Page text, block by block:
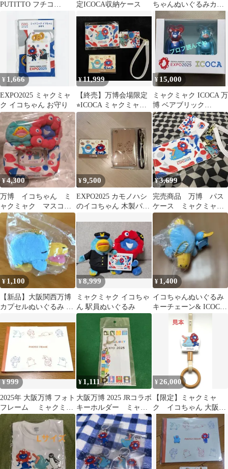
PUTITTO フチコ
定ICOCA収納ケース
ちゃんぬいぐるみカー
ドケース
¥ 1,666
EXPO2025 ミャクミャ
ク イコちゃん お守り
¥11,999
【終売】万博会場限定
⭐︎ICOCA ミャクミャク
イコちゃん パスケース
セット
¥ 15,000
ミャクミャク ICOCA 万
博 ベアブリック
BE@RBRICK 限定 イ
コちゃん
¥4,300
万博 イコちゃん ミ
ャクミャク マスコッ
ト カードスタンド
EXPO 2025
¥9,500
EXPO2025 カモノハシ
のイコちゃん 木製パス
¥3,699
完売商品 万博 パス
ケース ミャクミャ
ク イコちゃん
¥ 1,100
【新品】大阪関西万博
カプセルぬいぐるみ カ
ん ミャクミャク
¥8,999
ミャクミャク イコちゃ
ん 駅員ぬいぐるみ
¥ 1,400
イコちゃんぬいぐるみ
キーチェーン& ICOCA
イコちゃんコップのふ
ち万博ガチャ
¥999
2025年 大阪万博 フォト
フレーム ミャクミャ
ク
¥ 1,111
大阪万博 2025 JRコラボ
キーホルダー ミャク
ミャク
¥ 26,000
【限定】ミャクミャ
ク イコちゃん 大阪・
関西万博ラッピング環
状線 つり革レプリカ